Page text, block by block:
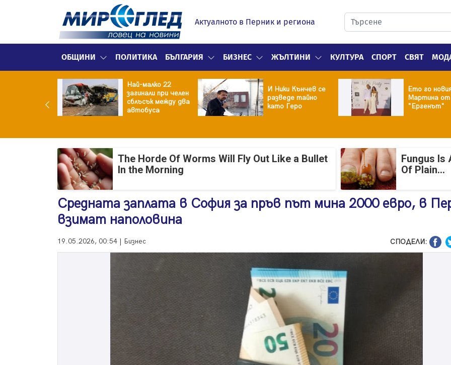
Актуалното в Перник и региона
ОБЩИНИ ПОЛИТИКА БЪЛГАРИЯ БИЗНЕС ЖЪЛТИНИ КУЛТУРА СПОРТ СВЯТ
Най-малко 22
загинали при челен
сблъсък между два
автобуса
И Ники Кънчев се
разведе тайно
като Геро
Ето го
Мартина от
"Ергенът"
The Horde Of Worms Will Fly Out Like a Bullet
In the Morning
Fungus Is
Of Plain...
Средната заплата в София за пръв път мина 2000 евро, в
взимат наполовина
19.05.2026, 00:54 | Бизнес СПОДЕЛИ: